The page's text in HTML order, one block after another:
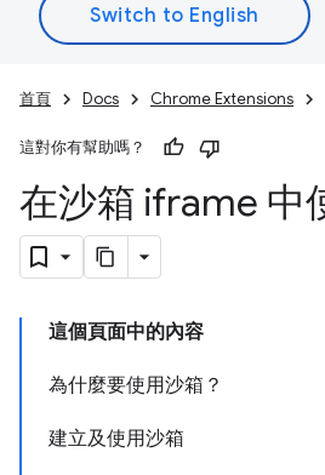
首頁 Docs Chrome Extensions
這對你有幫助嗎？
在沙箱 iframe 中
這個頁面中的內容
為什麼要使用沙箱？
建立及使用沙箱